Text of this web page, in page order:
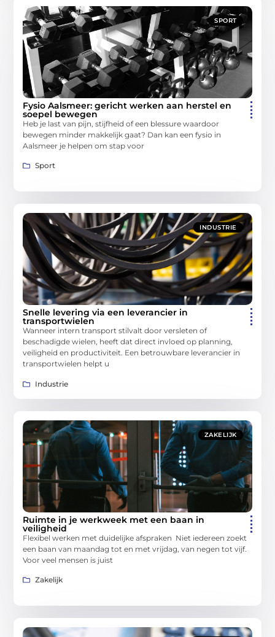
SPORT
Fysio Aalsmeer: gericht werken aan herstel en
soepel bewegen
Heb je last van pijn, stijfheid of een blessure waardoor
bewegen minder makkelijk gaat? Dan kan een fysio in
Aalsmeer je helpen om stap voor
Sport
INDUSTRIE
Snelle levering via een leverancier in
transportwielen
Wanneer intern transport stilvalt door versleten of
beschadigde wielen, heeft dat direct invloed op planning,
veiligheid en productiviteit. Een betrouwbare leverancier in
transportwielen helpt u
Industrie
ZAKELIJK
Ruimte in je werkweek met een baan in
veiligheid
Flexibel werken met duidelijke afspraken Niet iedereen zoekt
een baan van maandag tot en met vrijdag, van negen tot vijf.
Voor veel mensen is juist
Zakelijk